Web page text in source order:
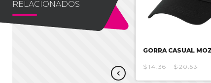
RELACIONADOS
GORRA CASUAL
$14.36 $20.53